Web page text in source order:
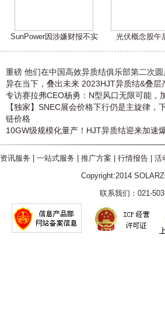
SunPower因涉嫌财报不实 光伏概念股午
重磅 他们在中国高效异质结俱乐部第二次
异在当下，叠出未来 2023HJT异质结&叠层
专访赛拉弗CEO杨勇：N型风口无限可能，
【独家】SNEC展会价格下行仍是主旋律，
链价格
10GW级规模化量产！HJT异质结迎来加速
资讯服务 一站式服务 推广方案 行情报告| 活
Copyright:2014
联系我们：021-